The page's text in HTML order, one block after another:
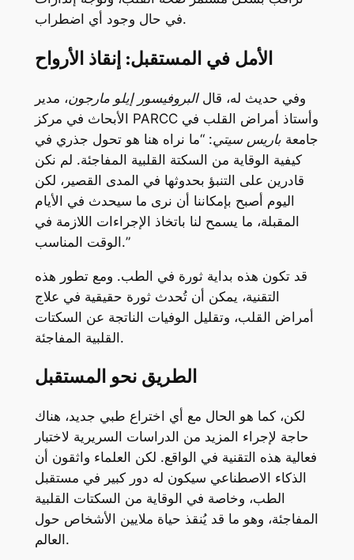
في حال وجود أي اضطراب.
الأمل في المستقبل: إنقاذ الأرواح
وفي حديث له، قالالبروفيسور إيلو مارجون، مدير
PARCCوأستاذ أمراض القلب في
جامعةباريس سيتي: “ما نراه هنا هو تحول جذري في
كيفية الوقاية من السكتة القلبية المفاجئة. لم نكن
قادرين على التنبؤ بحدوثها في المدى القصير، لكن
اليوم أصبح بإمكاننا أن نرى ما سيحدث في الأيام
المقبلة، ما يسمح لنا باتخاذ الإجراءات اللازمة في
الوقت المناسب.”
قد تكون هذه بداية ثورة في الطب. ومع تطور هذه
التقنية، يمكن أن تُحدث ثورة حقيقية في علاج
أمراض القلب، وتقليل الوفيات الناتجة عن السكتات
القلبية المفاجئة.
الطريق نحو المستقبل
لكن، كما هو الحال مع أي اختراع طبي جديد، هناك
حاجة لإجراء المزيد من الدراسات السريرية لاختبار
فعالية هذه التقنية في الواقع. لكن العلماء واثقون أن
الذكاء الاصطناعي سيكون له دور كبير في مستقبل
الطب، وخاصة في الوقاية من السكتات القلبية
المفاجئة، وهو ما قد يُنقذ حياة ملايين الأشخاص حول
العالم.